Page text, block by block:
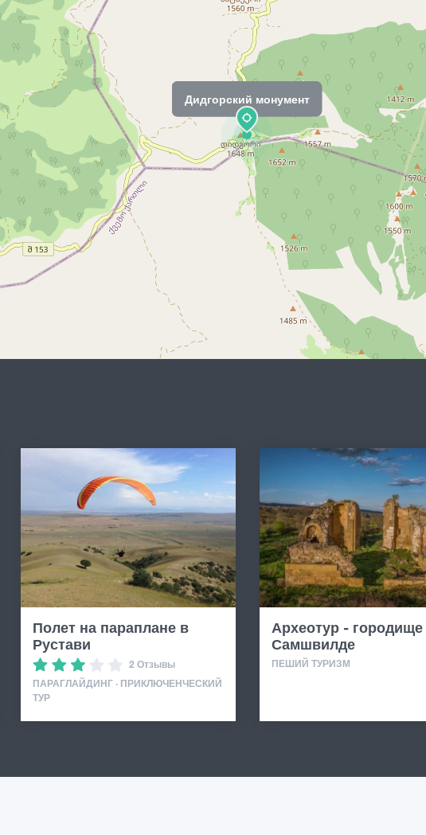
Дидгорский монумент
Полет на параплане в
Рустави
2 Отзывы
ПАРАГЛАЙДИНГ · ПРИКЛЮЧЕНЧЕСКИЙ
ТУР
Археотур - городище
Самшвилде
ПЕШИЙ ТУРИЗМ